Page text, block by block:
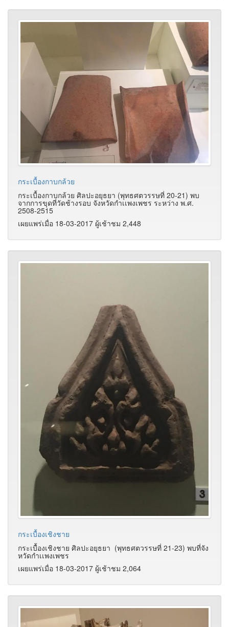
กระเบื้องกาบกล้วย
กระเบื้องกาบกล้วย ศิลปะอยุธยา (พุทธศตวรรษที่ 20-21) พบ
จากการขุดที่วัดช้างรอบ จังหวัดกำเเพงเพชร ระหว่าง พ.ศ.
2508-2515
เผยแพร่เมื่อ 18-03-2017 ผู้เช้าชม 2,448
กระเบื้องเชิงชาย
กระเบื้องเชิงชาย ศิลปะอยุธยา (พุทธศตวรรษที่ 21-23) พบที่จัง
หวัดกำเเพงเพชร
เผยแพร่เมื่อ 18-03-2017 ผู้เช้าชม 2,064